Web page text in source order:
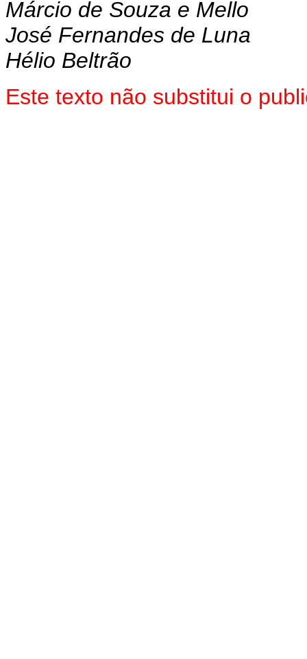
Márcio de Souza e Mello
José Fernandes de Luna
Hélio Beltrão
Este texto não substitui o